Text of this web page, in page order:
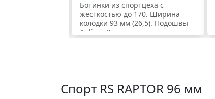
Ботинки из спортцеха с
жесткостью до 170. Ширина
колодки 93 мм (26,5). Подошвы
Apline. Для спортсменов.
Спорт RS RAPTOR 96 мм